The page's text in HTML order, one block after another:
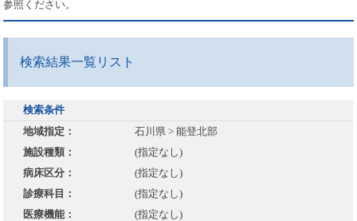
参照ください。
検索結果一覧リスト
検索条件
地域指定：
石川県 > 能登北部
施設種類：
(指定なし)
病床区分：
(指定なし)
診療科目：
(指定なし)
医療機能：
(指定なし)